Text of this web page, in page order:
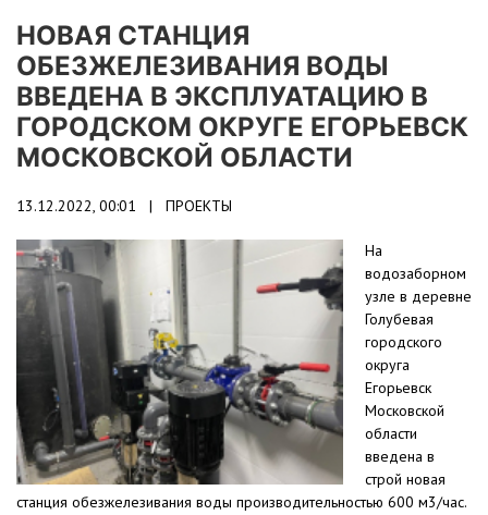
НОВАЯ СТАНЦИЯ
ОБЕЗЖЕЛЕЗИВАНИЯ ВОДЫ
ВВЕДЕНА В ЭКСПЛУАТАЦИЮ В
ГОРОДСКОМ ОКРУГЕ ЕГОРЬЕВСК
МОСКОВСКОЙ ОБЛАСТИ
13.12.2022, 00:01 | ПРОЕКТЫ
На
водозаборном
узле в деревне
Голубевая
городского
округа
Егорьевск
Московской
области
введена в
строй новая
станция обезжелезивания воды производительностью 600 м3/час.